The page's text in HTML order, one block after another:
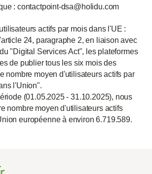
: contactpoint-dsa@holidu.com
actifs par mois dans l'UE :
24, paragraphe 2, en liaison avec
"Digital Services Act", les plateformes
de publier tous les six mois des
nombre moyen d'utilisateurs actifs par
l'Union".
(01.05.2025 - 31.10.2025), nous
nombre moyen d'utilisateurs actifs
européenne à environ 6.719.589.